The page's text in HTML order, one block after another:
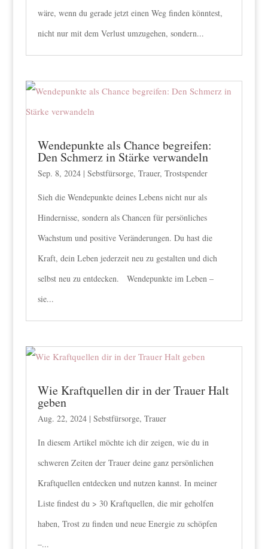
wäre, wenn du gerade jetzt einen Weg finden könntest,
nicht nur mit dem Verlust umzugehen, sondern...
Wendepunkte als Chance begreifen:
Den Schmerz in Stärke verwandeln
Sep. 8, 2024| Sebstfürsorge, Trauer, Trostspender
Sieh die Wendepunkte deines Lebens nicht nur als
Hindernisse, sondern als Chancen für persönliches
Wachstum und positive Veränderungen. Du hast die
Kraft, dein Leben jederzeit neu zu gestalten und dich
selbst neu zu entdecken. Wendepunkte im Leben –
sie...
Wie Kraftquellen dir in der Trauer Halt
geben
Aug. 22, 2024| Sebstfürsorge, Trauer
In diesem Artikel möchte ich dir zeigen, wie du in
schweren Zeiten der Trauer deine ganz persönlichen
Kraftquellen entdecken und nutzen kannst. In meiner
Liste findest du > 30 Kraftquellen, die mir geholfen
haben, Trost zu finden und neue Energie zu schöpfen
–...